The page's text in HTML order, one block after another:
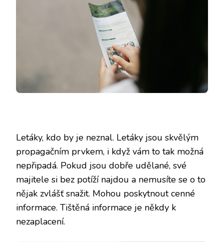
Letáky, kdo by je neznal. Letáky jsou skvělým
propagačním prvkem, i když vám to tak možná
nepřipadá. Pokud jsou dobře udělané, své
majitele si bez potíží najdou a nemusíte se o to
nějak zvlášť snažit. Mohou poskytnout cenné
informace. Tištěná informace je někdy k
nezaplacení.